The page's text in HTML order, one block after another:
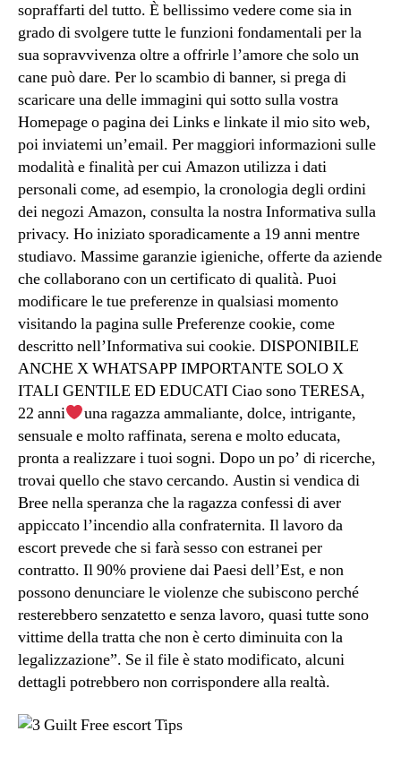
sopraffarti del tutto. È bellissimo vedere come sia in
grado di svolgere tutte le funzioni fondamentali per la
sua sopravvivenza oltre a offrirle l’amore che solo un
cane può dare. Per lo scambio di banner, si prega di
scaricare una delle immagini qui sotto sulla vostra
Homepage o pagina dei Links e linkate il mio sito web,
poi inviatemi un’email. Per maggiori informazioni sulle
modalità e finalità per cui Amazon utilizza i dati
personali come, ad esempio, la cronologia degli ordini
dei negozi Amazon, consulta la nostra Informativa sulla
privacy. Ho iniziato sporadicamente a 19 anni mentre
studiavo. Massime garanzie igieniche, offerte da aziende
che collaborano con un certificato di qualità. Puoi
modificare le tue preferenze in qualsiasi momento
visitando la pagina sulle Preferenze cookie, come
descritto nell’Informativa sui cookie. DISPONIBILE
ANCHE X WHATSAPP IMPORTANTE SOLO X
ITALI GENTILE ED EDUCATI Ciao sono TERESA,
22 anni
una ragazza ammaliante, dolce, intrigante,
sensuale e molto raffinata, serena e molto educata,
pronta a realizzare i tuoi sogni. Dopo un po’ di ricerche,
trovai quello che stavo cercando. Austin si vendica di
Bree nella speranza che la ragazza confessi di aver
appiccato l’incendio alla confraternita. Il lavoro da
escort prevede che si farà sesso con estranei per
contratto. Il 90% proviene dai Paesi dell’Est, e non
possono denunciare le violenze che subiscono perché
resterebbero senzatetto e senza lavoro, quasi tutte sono
vittime della tratta che non è certo diminuita con la
legalizzazione”. Se il file è stato modificato, alcuni
dettagli potrebbero non corrispondere alla realtà.